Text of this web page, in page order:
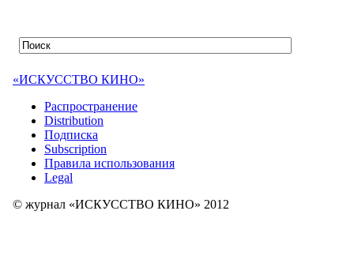
«ИСКУССТВО КИНО»
Распространение
Distribution
Подписка
Subscription
Правила использования
Legal
© журнал «ИСКУССТВО КИНО» 2012